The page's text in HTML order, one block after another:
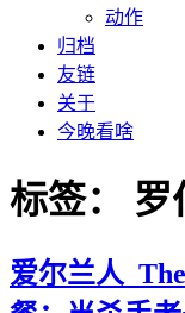
动作
归档
友链
关于
今晚看啥
标签： 罗
爱尔兰人